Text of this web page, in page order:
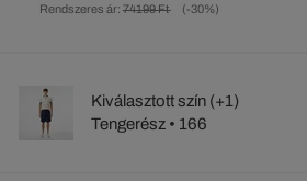
Rendszeres ár: 74199 Ft (-30%)
Kiválasztott szín (+1)
Tengerész • 166